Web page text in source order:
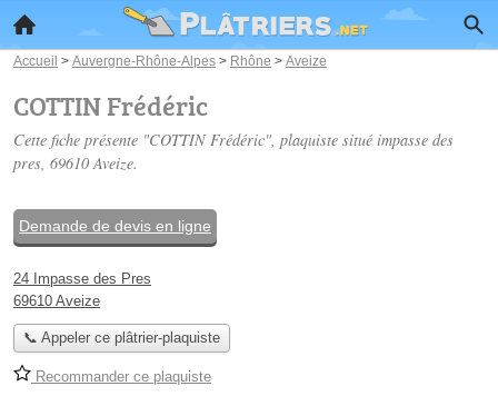
Accueil > Auvergne-Rhône-Alpes > Rhône > Aveize
COTTIN Frédéric
Cette fiche présente "COTTIN Frédéric", plaquiste situé impasse des
pres, 69610 Aveize.
Demande de devis en ligne
24 Impasse des Pres
69610 Aveize
📞 Appeler ce plâtrier-plaquiste
Recommander ce plaquiste